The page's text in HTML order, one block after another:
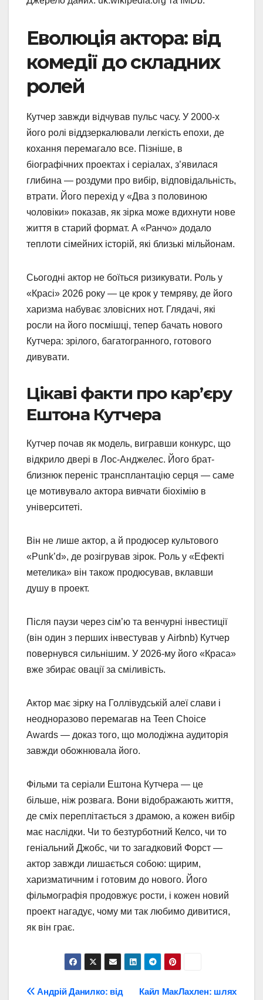
Еволюція актора: від
комедії до складних
ролей
Кутчер завжди відчував пульс часу. У 2000-х
його ролі віддзеркалювали легкість епохи, де
кохання перемагало все. Пізніше, в
біографічних проектах і серіалах, з’явилася
глибина — роздуми про вибір, відповідальність,
втрати. Його перехід у «Два з половиною
чоловіки» показав, як зірка може вдихнути нове
життя в старий формат. А «Ранчо» додало
теплоти сімейних історій, які близькі мільйонам.
Сьогодні актор не боїться ризикувати. Роль у
«Красі» 2026 року — це крок у темряву, де його
харизма набуває зловісних нот. Глядачі, які
росли на його посмішці, тепер бачать нового
Кутчера: зрілого, багатогранного, готового
дивувати.
Цікаві факти про кар’єру
Ештона Кутчера
Кутчер почав як модель, вигравши конкурс, що
відкрило двері в Лос-Анджелес. Його брат-
близнюк переніс трансплантацію серця — саме
це мотивувало актора вивчати біохімію в
університеті.
Він не лише актор, а й продюсер культового
«Punk’d», де розігрував зірок. Роль у «Ефекті
метелика» він також продюсував, вклавши
душу в проект.
Після паузи через сім’ю та венчурні інвестиції
(він один з перших інвестував у Airbnb) Кутчер
повернувся сильнішим. У 2026-му його «Краса»
вже збирає овації за сміливість.
Актор має зірку на Голлівудській алеї слави і
неодноразово перемагав на Teen Choice
Awards — доказ того, що молодіжна аудиторія
завжди обожнювала його.
Фільми та серіали Ештона Кутчера — це
більше, ніж розвага. Вони відображають життя,
де сміх переплітається з драмою, а кожен вибір
має наслідки. Чи то безтурботний Келсо, чи то
геніальний Джобс, чи то загадковий Форст —
актор завжди лишається собою: щирим,
харизматичним і готовим до нового. Його
фільмографія продовжує рости, і кожен новий
проект нагадує, чому ми так любимо дивитися,
як він грає.
Навігація
Кайл МакЛахлен: шлях
Андрій Данилко: від